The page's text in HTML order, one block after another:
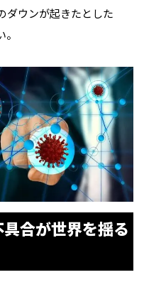
ダウンが起きたとした
合が世界を揺る